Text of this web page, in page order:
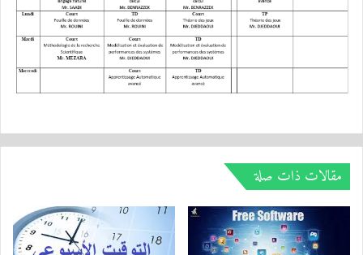
مقالات ذات صلة